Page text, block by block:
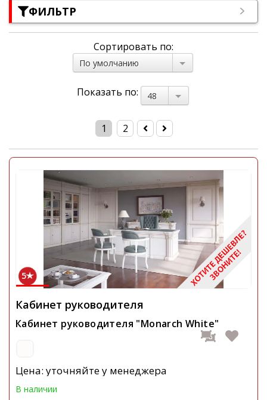
ФИЛЬТР
Сортировать по:
По умолчанию
Показать по: 48
1 2
5
Кабинет руководителя
Кабинет руководителя "Monarch White"
Цена: уточняйте у менеджера
В наличии